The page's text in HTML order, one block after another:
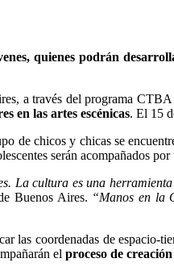
quienes podrán
a través del programa
en las artes escénicas. El 15
de chicos y chicas se
serán acompañados por
La cultura es una
Buenos Aires. “Manos en la
las coordenadas de espacio-
el proceso de